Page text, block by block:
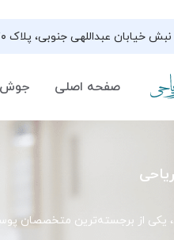
جنوبی، پلاک ۷۰(نیش شیرینی فروشی نیشکر)، واحد ۳۳ ، طبقه ۵
صفحه اصلی جوش
یکی از برجسته‌ترین متخصصان